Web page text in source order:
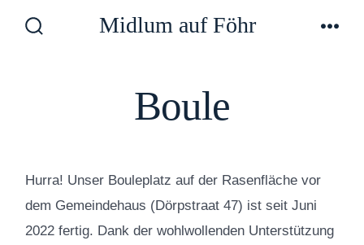
Inhalt
Midlum auf Föhr
Boule
Hurra! Unser Bouleplatz auf der Rasenfläche vor
dem Gemeindehaus (Dörpstraat 47) ist seit Juni
2022 fertig. Dank der wohlwollenden Unterstützung